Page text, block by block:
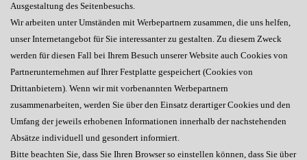
Ausgestaltung des Seitenbesuchs.
Wir arbeiten unter Umständen mit Werbepartnern zusammen, die uns helfen,
unser Internetangebot für Sie interessanter zu gestalten. Zu diesem Zweck
werden für diesen Fall bei Ihrem Besuch unserer Website auch Cookies von
Partnerunternehmen auf Ihrer Festplatte gespeichert (Cookies von
Drittanbietern). Wenn wir mit vorbenannten Werbepartnern
zusammenarbeiten, werden Sie über den Einsatz derartiger Cookies und den
Umfang der jeweils erhobenen Informationen innerhalb der nachstehenden
Absätze individuell und gesondert informiert.
Bitte beachten Sie, dass Sie Ihren Browser so einstellen können, dass Sie über